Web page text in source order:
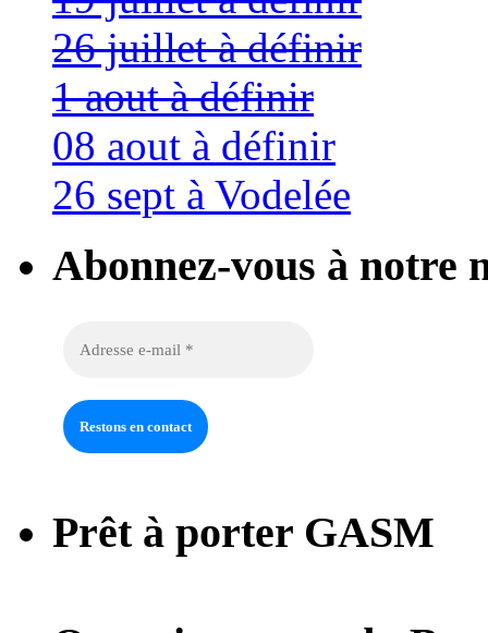
26 juillet à définir
1 aout à définir
08 aout à définir
26 sept à Vodelée
Abonnez-vous à notre
Prêt à porter GASM